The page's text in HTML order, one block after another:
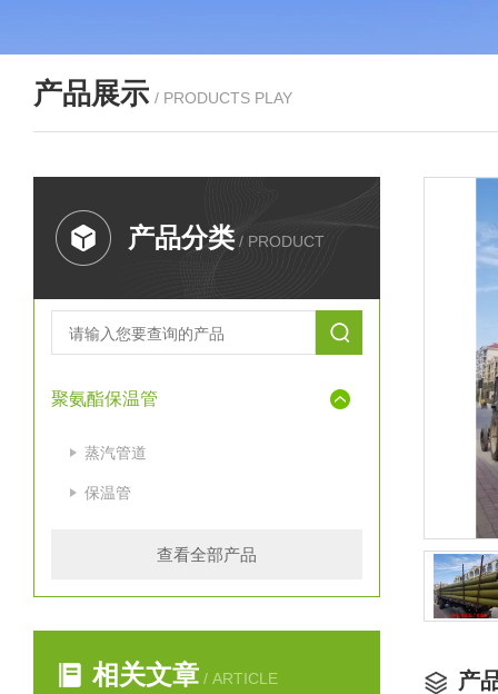
产品展示 / PRODUCTS PLAY
产品分类 / PRODUCT
聚氨酯保温管
蒸汽管道
保温管
查看全部产品
相关文章 / ARTICLE 产